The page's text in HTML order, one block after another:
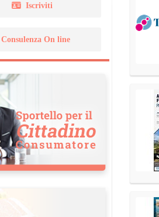
Iscriviti
Consulenza On line